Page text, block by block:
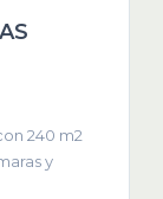
240 m2
y